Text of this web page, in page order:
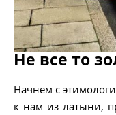
Не все то
Начнем с
к нам из латыни,